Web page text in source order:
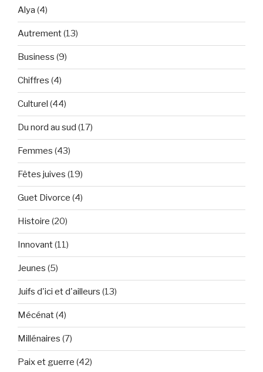
Alya (4)
Autrement(13)
Business (9)
Chiffres (4)
Culturel (44)
Du nord au sud (17)
Femmes (43)
Fêtes juives (19)
Guet Divorce (4)
Histoire (20)
Innovant(11)
Jeunes (5)
Juifs d'ici et d'ailleurs (13)
Mécénat(4)
Millénaires (7)
Paix et guerre (42)